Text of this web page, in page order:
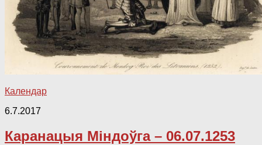
Календар
6.7.2017
Каранацыя Міндоўга – 06.07.1253